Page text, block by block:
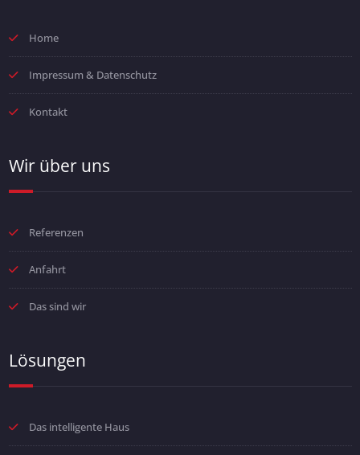
Home
Impressum & Datenschutz
Kontakt
Wir über uns
Referenzen
Anfahrt
Das sind wir
Lösungen
Das intelligente Haus